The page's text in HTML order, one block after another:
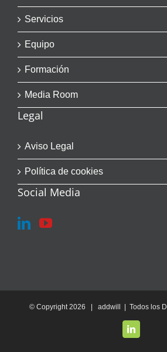
Servicios
Equipo
Formación
Media Room
Legal
Aviso Legal
Política de cookies
Social Media
© Copyright2026 | addwill | Todos los
LinkedIn